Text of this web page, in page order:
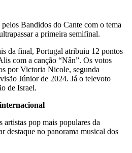
Bandidos do Cante com o tema
a primeira semifinal.
da final, Portugal atribuiu 12 pontos
com a canção “Nân”. Os votos
por Victoria Nicole, segunda
Júnior de 2024. Já o televoto
de Israel.
pop mais populares da
destaque no panorama musical dos